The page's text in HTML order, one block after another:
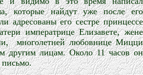
которые найдут уже после его
адресованы его сестре принцессе
императрице Елизавете, жене
многолетней любовнице Мицци
другим лицам. Около 11 часов он